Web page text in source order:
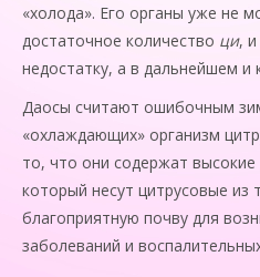
«холода». Его органы уже не
достаточное количество ци,
недостатку, а в дальнейшем и
Даосы считают ошибочным
«охлаждающих» организм
то, что они содержат
который несут цитрусовые из
благоприятную почву для
заболеваний и